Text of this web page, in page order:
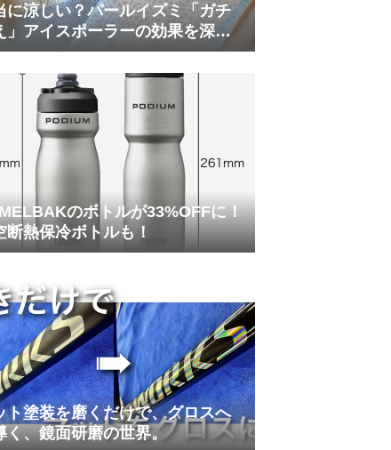
に涼しい？パールイズミ「ガチ
」アイスポーラーの効果を深部
計COREで測ってみた
のボトルが33%OFFに！
断熱保冷ボトルも！
ト塗装を磨くだけで、グロスへ
く、鏡面研磨の世界。